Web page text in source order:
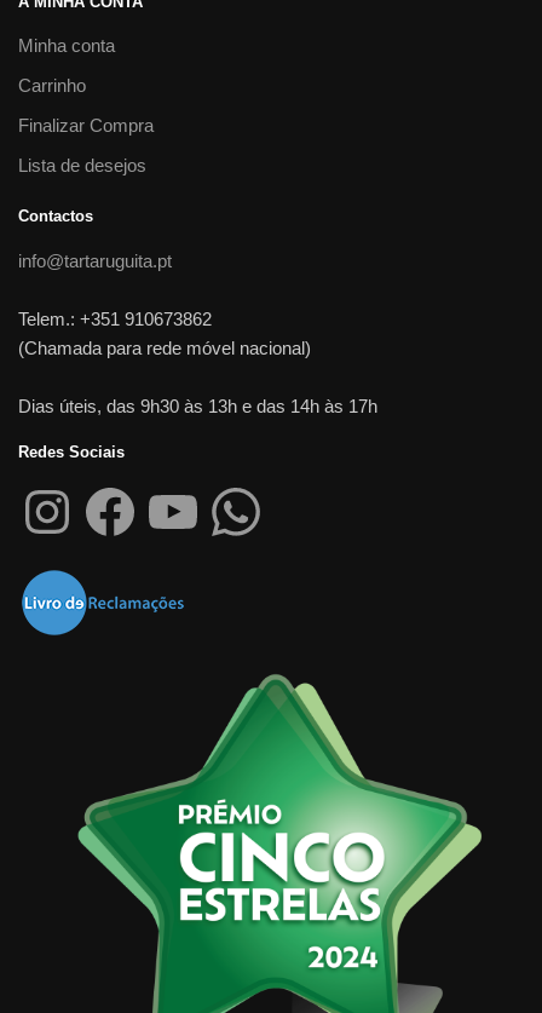
Minha conta
Carrinho
Finalizar Compra
Lista de desejos
Contactos
info@tartaruguita.pt
Telem.: +351 910673862
(Chamada para rede móvel nacional)
Dias úteis, das 9h30 às 13h e das 14h às 17h
Redes Sociais